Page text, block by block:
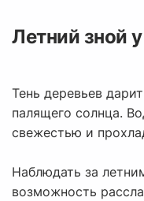
Летний зной
Тень деревьев
палящего солнца.
свежестью и
Наблюдать за
возможность